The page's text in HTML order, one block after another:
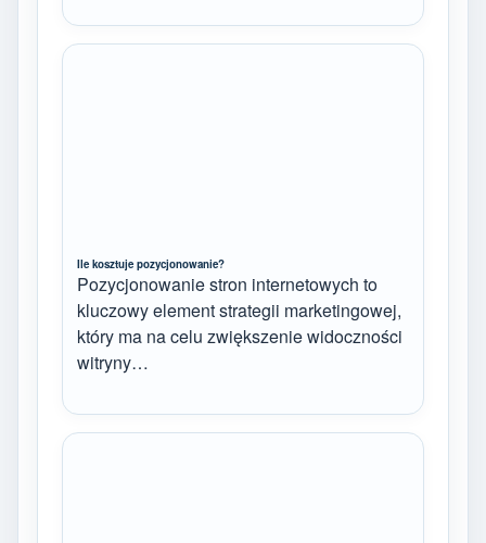
Ile kosztuje pozycjonowanie?
Pozycjonowanie stron internetowych to
kluczowy element strategii marketingowej,
który ma na celu zwiększenie widoczności
witryny…